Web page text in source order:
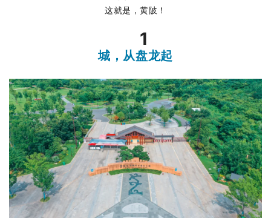
这就是，黄陂！
1
城，从盘龙起